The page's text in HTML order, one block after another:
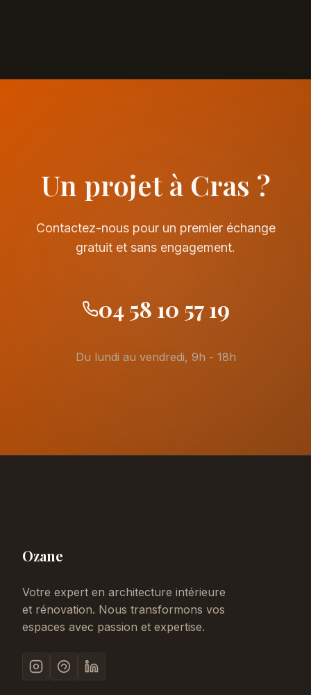
Un projet à Cras ?
Contactez-nous pour un premier échange
gratuit et sans engagement.
04 58 10 57 19
Du lundi au vendredi, 9h - 18h
Ozane
Votre expert en architecture intérieure
et rénovation. Nous transformons vos
espaces avec passion et expertise.